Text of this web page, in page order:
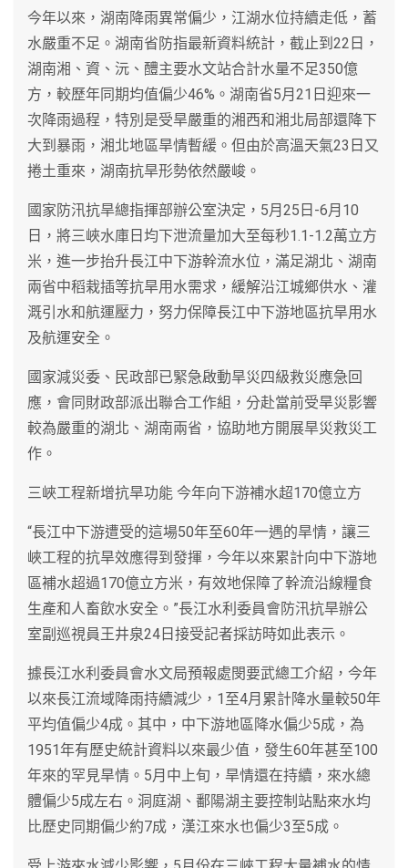
今年以來，湖南降雨異常偏少，江湖水位持續走低，蓄
水嚴重不足。湖南省防指最新資料統計，截止到22日，
湖南湘、資、沅、醴主要水文站合計水量不足350億
方，較歷年同期均值偏少46%。湖南省5月21日迎來一
次降雨過程，特別是受旱嚴重的湘西和湘北局部還降下
大到暴雨，湘北地區旱情暫緩。但由於高溫天氣23日又
捲土重來，湖南抗旱形勢依然嚴峻。
國家防汛抗旱總指揮部辦公室決定，5月25日-6月10
日，將三峽水庫日均下泄流量加大至每秒1.1-1.2萬立方
米，進一步抬升長江中下游幹流水位，滿足湖北、湖南
兩省中稻栽插等抗旱用水需求，緩解沿江城鄉供水、灌
溉引水和航運壓力，努力保障長江中下游地區抗旱用水
及航運安全。
國家減災委、民政部已緊急啟動旱災四級救災應急回
應，會同財政部派出聯合工作組，分赴當前受旱災影響
較為嚴重的湖北、湖南兩省，協助地方開展旱災救災工
作。
三峽工程新增抗旱功能 今年向下游補水超170億立方
“長江中下游遭受的這場50年至60年一遇的旱情，讓三
峽工程的抗旱效應得到發揮，今年以來累計向中下游地
區補水超過170億立方米，有效地保障了幹流沿線糧食
生產和人畜飲水安全。”長江水利委員會防汛抗旱辦公
室副巡視員王井泉24日接受記者採訪時如此表示。
據長江水利委員會水文局預報處閔要武總工介紹，今年
以來長江流域降雨持續減少，1至4月累計降水量較50年
平均值偏少4成。其中，中下游地區降水偏少5成，為
1951年有歷史統計資料以來最少值，發生60年甚至100
年來的罕見旱情。5月中上旬，旱情還在持續，來水總
體偏少5成左右。洞庭湖、鄱陽湖主要控制站點來水均
比歷史同期偏少約7成，漢江來水也偏少3至5成。